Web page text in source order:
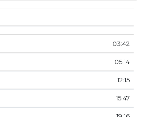
03:42
05:14
12:15
15:47